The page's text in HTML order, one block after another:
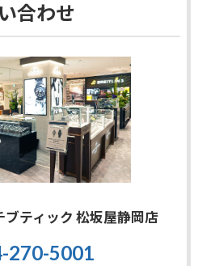
合わせ
ティック 松坂屋静岡店
270-5001